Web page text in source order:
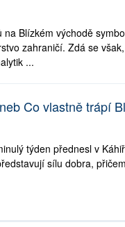
Blízkém východě
zahraničí. Zdá se
...
Co vlastně trápí
týden přednesl v
sílu dobra,